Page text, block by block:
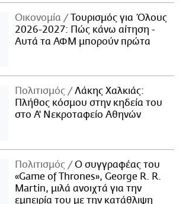
Οικονομία
Τουρισμός για Όλους
2026-2027: Πώς κάνω αίτηση -
Αυτά τα ΑΦΜ μπορούν πρώτα
Πολιτισμός
Λάκης Χαλκιάς:
Πλήθος κόσμου στην κηδεία του
στο Α' Νεκροταφείο Αθηνών
Πολιτισμός
Ο συγγραφέας του
«Game of Thrones», George R. R.
Martin, μιλά ανοιχτά για την
εμπειρία του με την κατάθλιψη